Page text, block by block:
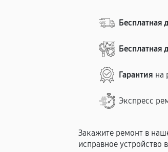
Бесплатная
Бесплатная
Гарантия на
Экспресс
Закажите ремонт в
исправное устройство